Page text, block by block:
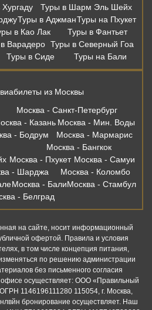
Туры в Шарм Эль Шейх
Туры в АджманТуры на Пхукет
в Као Лак
Туры в Фантьет
Варадеро Туры в Северный Гоа
Туры в Сиде Туры на Бали
из Москвы
Москва - Санкт-Петербург
- Казань Москва - Мин. Воды
- Бодрум
Москва - Мармарис
Москва - Бангкок
Москва - Пхукет Москва - Самуи
- Шарджа
Москва - Коломбо
Москва - БалиМосква - Стамбул
- Белград
на сайте, носит информационный
офертой. Правила и условия
в том числе концепция питания,
по решению администрации
без письменного согласия
осуществляет: ООО «Правильный
1146196111280 115054, г. Москва,
бронирование осуществляет. Наш